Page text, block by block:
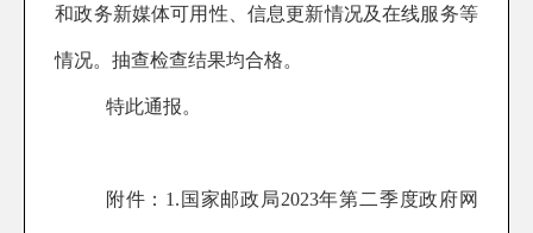
和政务新媒体可用性、信息更新情况及在线服务等
情况。抽查检查结果均合格。
特此通报。
附件 ： 1.国家邮政局2023年第二季度政府网